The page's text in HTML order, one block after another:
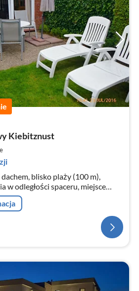
Kiebitznust
blisko plaży (100 m),
w odległości spaceru, miejsce
przy domu, ogród całkowicie
ogrodowa do dyspozycji.